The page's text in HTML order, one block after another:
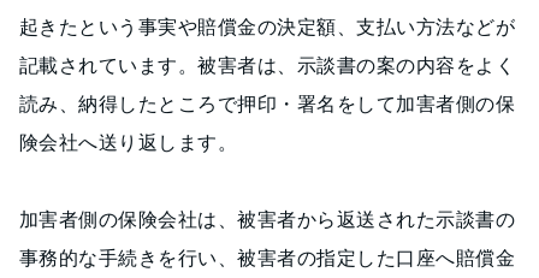
起きたという事実や賠償金の決定額、支払い方法などが
記載されています。被害者は、示談書の案の内容をよく
読み、納得したところで押印・署名をして加害者側の保
険会社へ送り返します。
加害者側の保険会社は、被害者から返送された示談書の
事務的な手続きを行い、被害者の指定した口座へ賠償金